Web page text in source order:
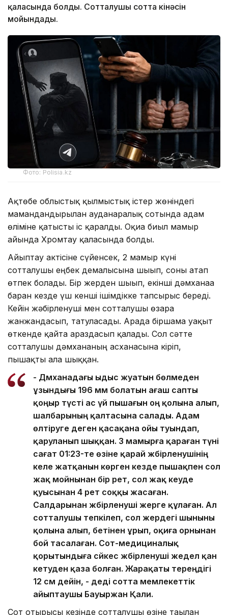
қаласында болды. Сотталушы сотта кінәсін
мойындады.
Фото: Polisia.kz
Ақтөбе облыстық қылмыстық істер жөніндегі
мамандандырылған ауданаралық сотында адам
өліміне қатысты іс қаралды. Оқиға биыл мамыр
айында Хромтау қаласында болды.
Айыптау актісіне сүйенсек, 2 мамыр күні
сотталушы еңбек демалысына шығып, соны атап
өтпек болады. Бір жерден шығып, екінші дәмханаға
барған кезде үш кенші ішімдікке тапсырыс береді.
Кейін жәбірленуші мен сотталушы өзара
жанжандасып, татуласады. Арада біршама уақыт
өткенде қайта араздасып қалады. Сол сәтте
сотталушы дәмхананың асханасына кіріп,
пышақты ала шыққан.
- Дәмханадағы ыдыс жуатын бөлмеден
ұзындығы 196 мм болатын ағаш сапты
қоңыр түсті ас үй пышағын оң қолына алып,
шалбарының қалтасына салады. Адам
өлтіруге деген қасақана ойы туындап,
қаруланып шыққан. 3 мамырға қараған түні
сағат 01:23-те өзіне қарай жәбірленушінің
келе жатқанын көрген кезде пышақпен сол
жақ мойнынан бір рет, сол жақ кеуде
қуысынан 4 рет соққы жасаған.
Салдарынан жәбірленуші жерге құлаған. Ал
сотталушы тепкілеп, сол жердегі шыныны
қолына алып, бетінен ұрып, оқиға орнынан
бой тасалаған. Сот-медициналық
қорытындыға сәйкес жәбірленуші жедел қан
кетуден қаза болған. Жарақаты тереңдігі
12 см дейін, - деді сотта мемлекеттік
айыптаушы Бауыржан Қали.
Сот отырысы кезінде сотталушы өзіне тағылған